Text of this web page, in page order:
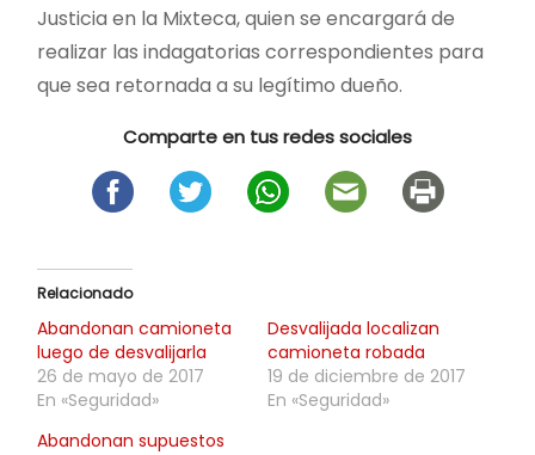
Justicia en la Mixteca, quien se encargará de
realizar las indagatorias correspondientes para
que sea retornada a su legítimo dueño.
Comparte en tus redes sociales
Relacionado
Abandonan camioneta
luego de desvalijarla
26 de mayo de 2017
En «Seguridad»
Desvalijada localizan
camioneta robada
19 de diciembre de 2017
En «Seguridad»
Abandonan supuestos